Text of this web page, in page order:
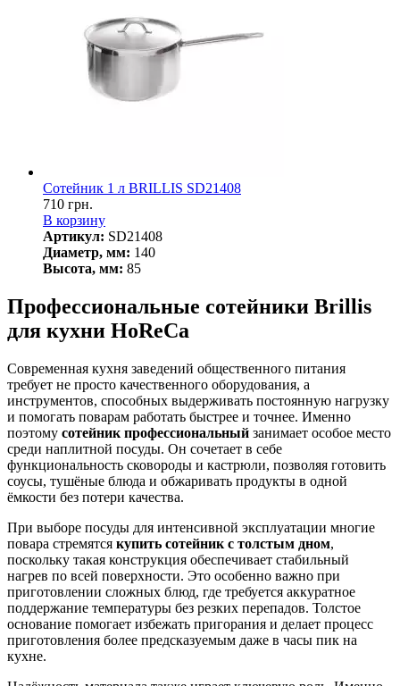
Сотейник 1 л BRILLIS SD21408
710 грн.
В корзину
Артикул: SD21408
Диаметр, мм: 140
Высота, мм: 85
Профессиональные сотейники Brillis
для кухни HoReCa
Современная кухня заведений общественного питания
требует не просто качественного оборудования, а
инструментов, способных выдерживать постоянную нагрузку
и помогать поварам работать быстрее и точнее. Именно
поэтому сотейник профессиональный занимает особое место
среди наплитной посуды. Он сочетает в себе
функциональность сковороды и кастрюли, позволяя готовить
соусы, тушёные блюда и обжаривать продукты в одной
ёмкости без потери качества.
При выборе посуды для интенсивной эксплуатации многие
повара стремятся купить сотейник с толстым дном,
поскольку такая конструкция обеспечивает стабильный
нагрев по всей поверхности. Это особенно важно при
приготовлении сложных блюд, где требуется аккуратное
поддержание температуры без резких перепадов. Толстое
основание помогает избежать пригорания и делает процесс
приготовления более предсказуемым даже в часы пик на
кухне.